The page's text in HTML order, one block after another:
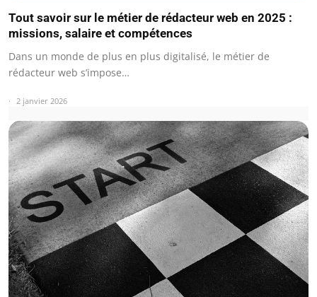
Tout savoir sur le métier de rédacteur web en 2025 :
missions, salaire et compétences
Dans un monde de plus en plus digitalisé, le métier de
rédacteur web s’impose…
2 janvier 2026